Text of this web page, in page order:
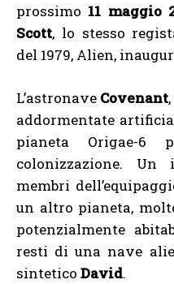
prossimo 11 maggio
Scott, lo stesso
del 1979, Alien,
L’astronave Covenant
addormentate
pianeta Origae-6
colonizzazione.
membri
un altro pianeta,
potenzialmente
resti di una nave
sintetico David.